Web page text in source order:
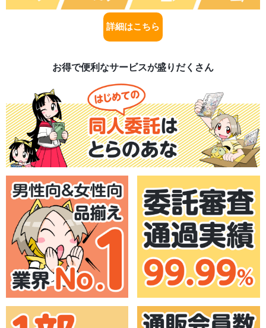
詳細はこちら
お得で便利なサービスが盛りだくさん